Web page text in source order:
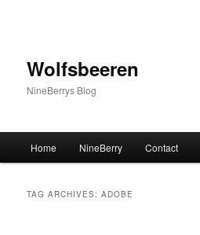
Wolfsbeeren
NineBerrys Blog
Skip to primary content
Skip to secondary content
Home NineBerry Contact
TAG ARCHIVES:ADOBE